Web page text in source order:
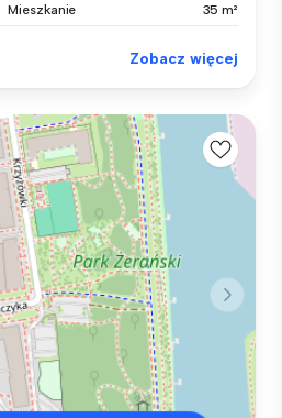
Mieszkanie 35 m²
Zobacz więcej